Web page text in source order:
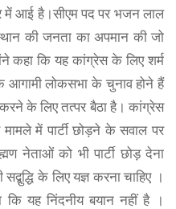
में आई है।सीएम पद पर भजन लाल
की जनता का अपमान की जो
कहा कि यह कांग्रेस के लिए शर्म
आगामी लोकसभा के चुनाव होने हैं
के लिए तत्पर बैठा है। कांग्रेस
में पार्टी छोड़ने के सवाल पर
नेताओं को भी पार्टी छोड़ देना
के लिए यज्ञ करना चाहिए ।
कि यह निंदनीय बयान नहीं है ।